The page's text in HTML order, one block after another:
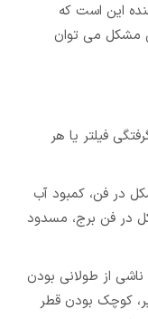
این است که
مشکل می توان
فیلتر یا هر
در فن، کمبود آب
در فن برج، مسدود
از طولانی بودن
کوچک بودن قطر